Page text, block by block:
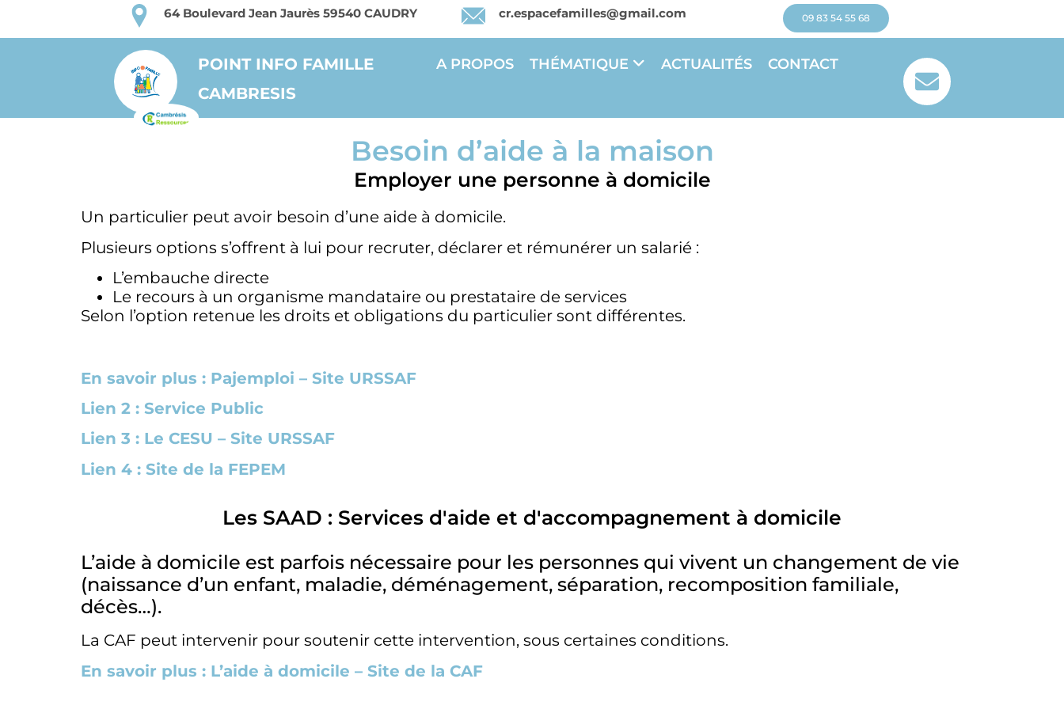
64 Boulevard Jean Jaurès 59540 CAUDRY cr.espacefamilles@gmail.com 09 83 54 55 68
POINT INFO FAMILLE
CAMBRESIS
A PROPOS THÉMATIQUE ACTUALITÉS CONTACT
Besoin d’aide à la maison
Employer une personne à domicile
Un particulier peut avoir besoin d’une aide à domicile.
Plusieurs options s’offrent à lui pour recruter, déclarer et rémunérer un salarié :
L’embauche directe
Le recours à un organisme mandataire ou prestataire de services
Selon l’option retenue les droits et obligations du particulier sont différentes.
En savoir plus : Pajemploi – Site URSSAF
Lien 2 : Service Public
Lien 3 : Le CESU – Site URSSAF
Lien 4 : Site de la FEPEM
Les SAAD : Services d'aide et d'accompagnement à domicile
L’aide à domicile est parfois nécessaire pour les personnes qui vivent un changement de vie
(naissance d’un enfant, maladie, déménagement, séparation, recomposition familiale,
décès…).
La CAF peut intervenir pour soutenir cette intervention, sous certaines conditions.
En savoir plus : L’aide à domicile – Site de la CAF